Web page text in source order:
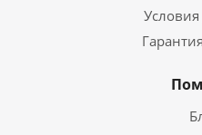
Условия